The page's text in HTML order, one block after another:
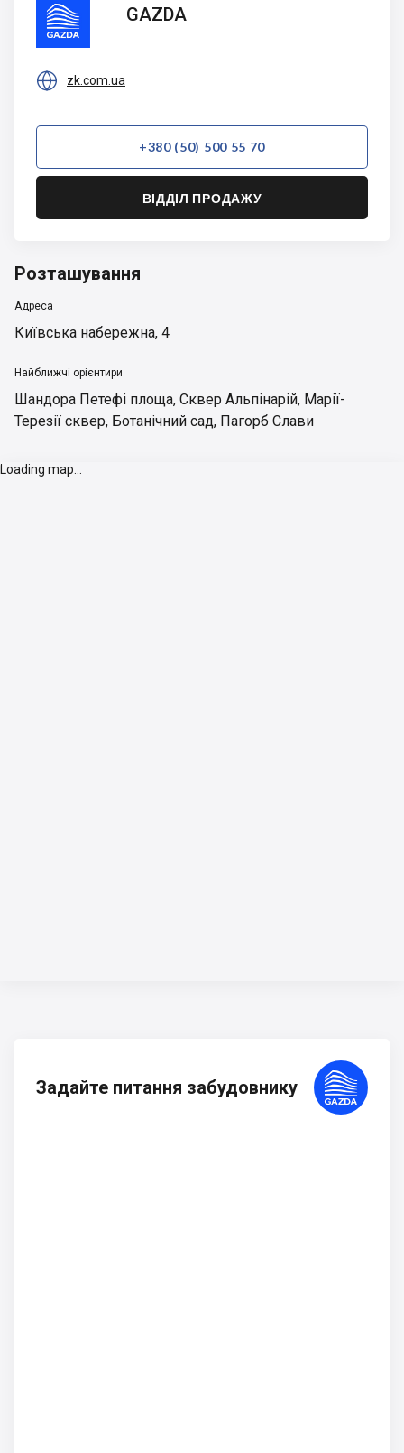
GAZDA
 zk.com.ua
+380 (50) 500 55 70
ВІДДІЛ ПРОДАЖУ
Розташування
Адреса
Київська набережна, 4
Найближчі орієнтири
Шандора Петефі площа, Сквер Альпінарій, Марії-
Терезії сквер, Ботанічний сад, Пагорб Слави
Loading map...
Задайте питання забудовнику